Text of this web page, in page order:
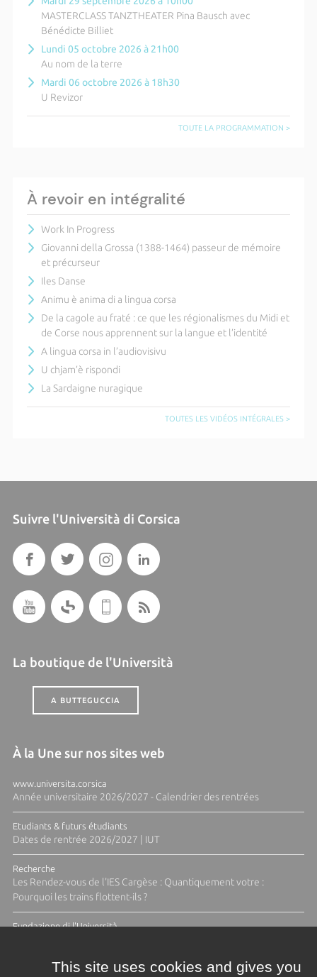
MASTERCLASS TANZTHEATER Pina Bausch avec
Bénédicte Billiet
Lundi 05 octobre 2026 à 21h00
Au nom de la terre
Mardi 06 octobre 2026 à 18h30
U Revizor
TOUTE LA PROGRAMMATION >
À revoir en intégralité
Work In Progress
Giovanni della Grossa (1388-1464) passeur de mémoire
et précurseur
Iles Danse
Animu è anima di a lingua corsa
De la cagole au fraté : ce que les régionalismes du Midi et
de Corse nous apprennent sur la langue et l’identité
A lingua corsa in l’audiovisivu
U chjam’è rispondi
La Sardaigne nuragique
TOUTES LES VIDÉOS INTÉGRALES >
Suivre l'Università di Corsica
La boutique de l'Università
A BUTTEGUCCIA
À la Une sur nos sites web
www.universita.corsica
Année universitaire 2026/2027 - Calendrier des rentrées
Etudiants & futurs étudiants
Dates de rentrée 2026/2027 | IUT
Recherche
Les Rendez-vous de l'IES Cargèse : Quantiquement votre :
Pourquoi les trains flottent-ils ?
Fundazione di l'Università
This site uses cookies and gives you